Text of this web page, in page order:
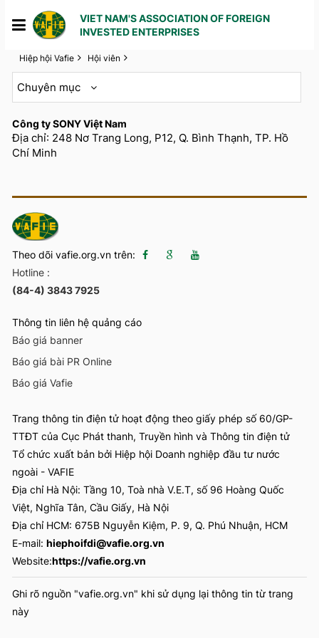
VIET NAM'S ASSOCIATION OF FOREIGN
INVESTED ENTERPRISES
Hiệp hội Vafie Hội viên
Chuyên mục
Công ty SONY Việt Nam
Địa chỉ: 248 Nơ Trang Long, P12, Q. Bình Thạnh, TP. Hồ
Chí Minh
Theo dõi vafie.org.vn trên:
Hotline :
(84-4) 3843 7925
Thông tin liên hệ quảng cáo
Báo giá banner
Báo giá bài PR Online
Báo giá Vafie
Trang thông tin điện tử hoạt động theo giấy phép số 60/GP-
TTĐT của Cục Phát thanh, Truyền hình và Thông tin điện tử
Tổ chức xuất bản bởi Hiệp hội Doanh nghiệp đầu tư nước
ngoài - VAFIE
Địa chỉ Hà Nội: Tầng 10, Toà nhà V.E.T, số 96 Hoàng Quốc
Việt, Nghĩa Tân, Cầu Giấy, Hà Nội
Địa chỉ HCM: 675B Nguyễn Kiệm, P. 9, Q. Phú Nhuận, HCM
E-mail: hiephoifdi@vafie.org.vn
Website:https://vafie.org.vn
Ghi rõ nguồn "vafie.org.vn" khi sử dụng lại thông tin từ trang
này